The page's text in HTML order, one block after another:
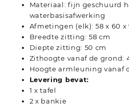
Materiaal: fijn geschuurd
waterbasisafwerking
Afmetingen (elk): 58 x 60 x
Breedte zitting: 58 cm
Diepte zitting: 50 cm
Zithoogte vanaf de grond:
Hoogte armleuning vanaf
Levering bevat:
1 x tafel
2 x bankje